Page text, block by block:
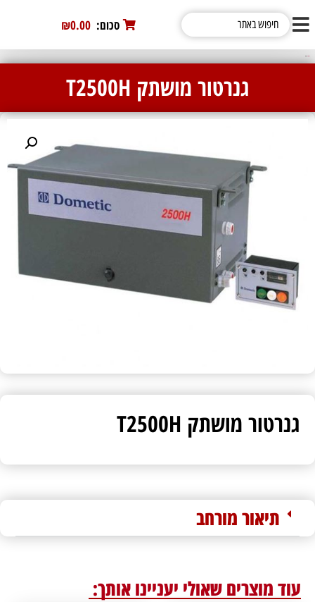
סכום: ₪0.00
גנרטור מושתק T2500H
גנרטור מושתק T2500H
תיאור מורחב
עוד מוצרים שאולי יעניינו אותך: